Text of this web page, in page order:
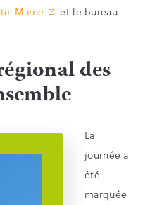
Marne
et le bureau
des
La
journée a
été
marquée